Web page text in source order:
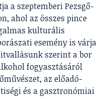
a szeptemberi Pezsgő-
ahol az összes pince
kulturális
esemény is várja
szerint a bor
fogyasztásáról
az előadó-
és a gasztronómiai